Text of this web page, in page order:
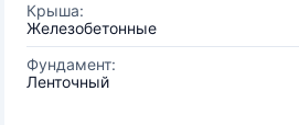
Крыша:
Железобетонные
Фундамент:
Ленточный